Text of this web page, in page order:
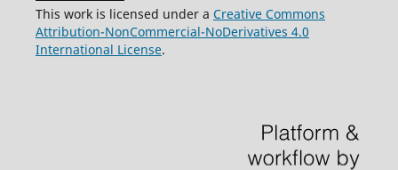
This work is licensed under a Creative Commons
Attribution-NonCommercial-NoDerivatives 4.0
International License.